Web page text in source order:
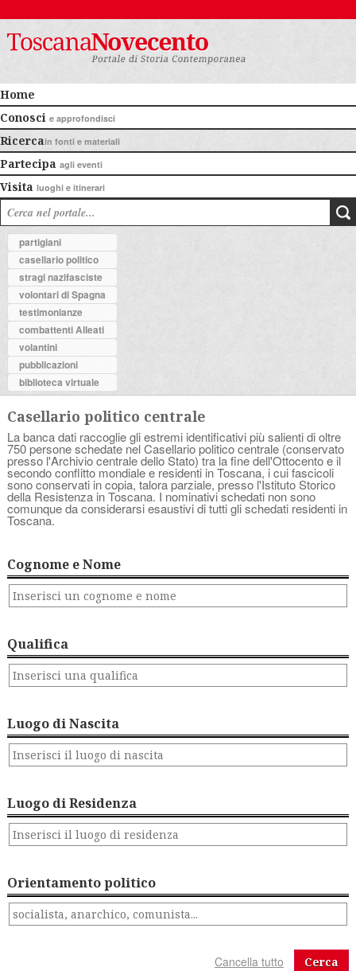
Home
Conosci e approfondisci
Ricercain fonti e materiali
Partecipa agli eventi
Visita luoghi e itinerari
partigiani
casellario politico
stragi nazifasciste
volontari di Spagna
testimonianze
combattenti Alleati
volantini
pubblicazioni
biblioteca virtuale
Casellario politico centrale
La banca dati raccoglie gli estremi identificativi più salienti di oltre
750 persone schedate nel Casellario politico centrale (conservato
presso l'Archivio centrale dello Stato) tra la fine dell'Ottocento e il
secondo conflitto mondiale e residenti in Toscana, i cui fascicoli
sono conservati in copia, talora parziale, presso l'Istituto Storico
della Resistenza in Toscana. I nominativi schedati non sono
comunque da considerarsi esaustivi di tutti gli schedati residenti in
Toscana.
Cognome e Nome
Qualifica
Luogo di Nascita
Luogo di Residenza
Orientamento politico
Cerca